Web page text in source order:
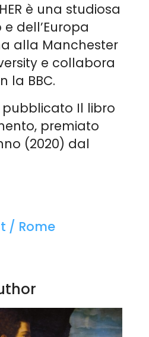
è una studiosa
dell’Europa
alla Manchester
e collabora
la BBC.
pubblicato Il libro
premiato
(2020) dal
/ Rome
DI LE STRADE
Catherine